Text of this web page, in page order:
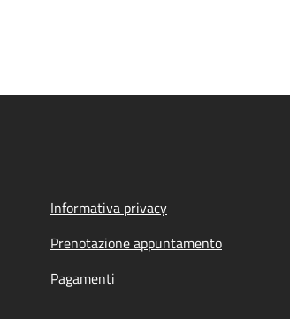
Informativa privacy
Prenotazione appuntamento
Pagamenti